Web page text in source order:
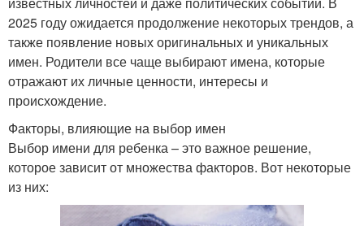
2025 году ожидается продолжение некоторых трендов, а
также появление новых оригинальных и уникальных
имен. Родители все чаще выбирают имена, которые
отражают их личные ценности, интересы и
происхождение.
Факторы, влияющие на выбор имен
Выбор имени для ребенка – это важное решение,
которое зависит от множества факторов. Вот некоторые
из них: